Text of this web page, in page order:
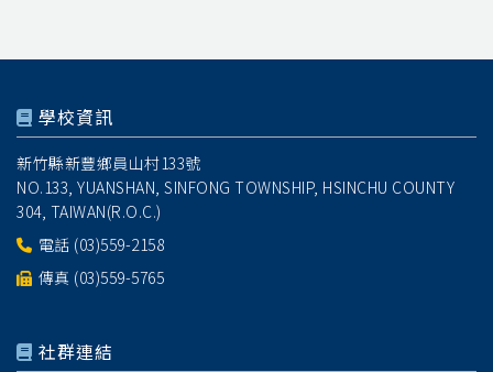
學校資訊
新竹縣新豐鄉員山村133號
NO.133, YUANSHAN, SINFONG TOWNSHIP, HSINCHU COUNTY
304, TAIWAN(R.O.C.)
電話 (03)559-2158
傳真 (03)559-5765
社群連結